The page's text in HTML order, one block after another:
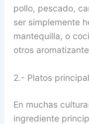
pollo, pescado,
ser simplemente
mantequilla, o
otros
2.- Platos
En muchas
ingrediente